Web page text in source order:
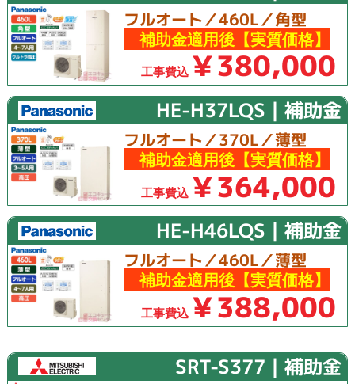
フルオート／460L／角型
補助金適用後【実質価格】
工事費込 ￥380,000
HE-H37LQS｜補助金
フルオート／370L／薄型
補助金適用後【実質価格】
工事費込 ￥364,000
HE-H46LQS｜補助金
フルオート／460L／薄型
補助金適用後【実質価格】
工事費込 ￥388,000
SRT-S377｜補助金